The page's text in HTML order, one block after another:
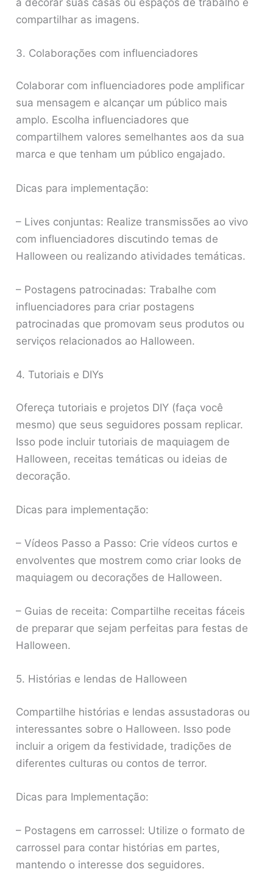
compartilhar as imagens.
3. Colaborações com influenciadores
Colaborar com influenciadores pode amplificar
sua mensagem e alcançar um público mais
amplo. Escolha influenciadores que
compartilhem valores semelhantes aos da sua
marca e que tenham um público engajado.
Dicas para implementação:
– Lives conjuntas: Realize transmissões ao vivo
com influenciadores discutindo temas de
Halloween ou realizando atividades temáticas.
– Postagens patrocinadas: Trabalhe com
influenciadores para criar postagens
patrocinadas que promovam seus produtos ou
serviços relacionados ao Halloween.
4. Tutoriais e DIYs
Ofereça tutoriais e projetos DIY (faça você
mesmo) que seus seguidores possam replicar.
Isso pode incluir tutoriais de maquiagem de
Halloween, receitas temáticas ou ideias de
decoração.
Dicas para implementação:
– Vídeos Passo a Passo: Crie vídeos curtos e
envolventes que mostrem como criar looks de
maquiagem ou decorações de Halloween.
– Guias de receita: Compartilhe receitas fáceis
de preparar que sejam perfeitas para festas de
Halloween.
5. Histórias e lendas de Halloween
Compartilhe histórias e lendas assustadoras ou
interessantes sobre o Halloween. Isso pode
incluir a origem da festividade, tradições de
diferentes culturas ou contos de terror.
Dicas para Implementação:
– Postagens em carrossel: Utilize o formato de
carrossel para contar histórias em partes,
mantendo o interesse dos seguidores.